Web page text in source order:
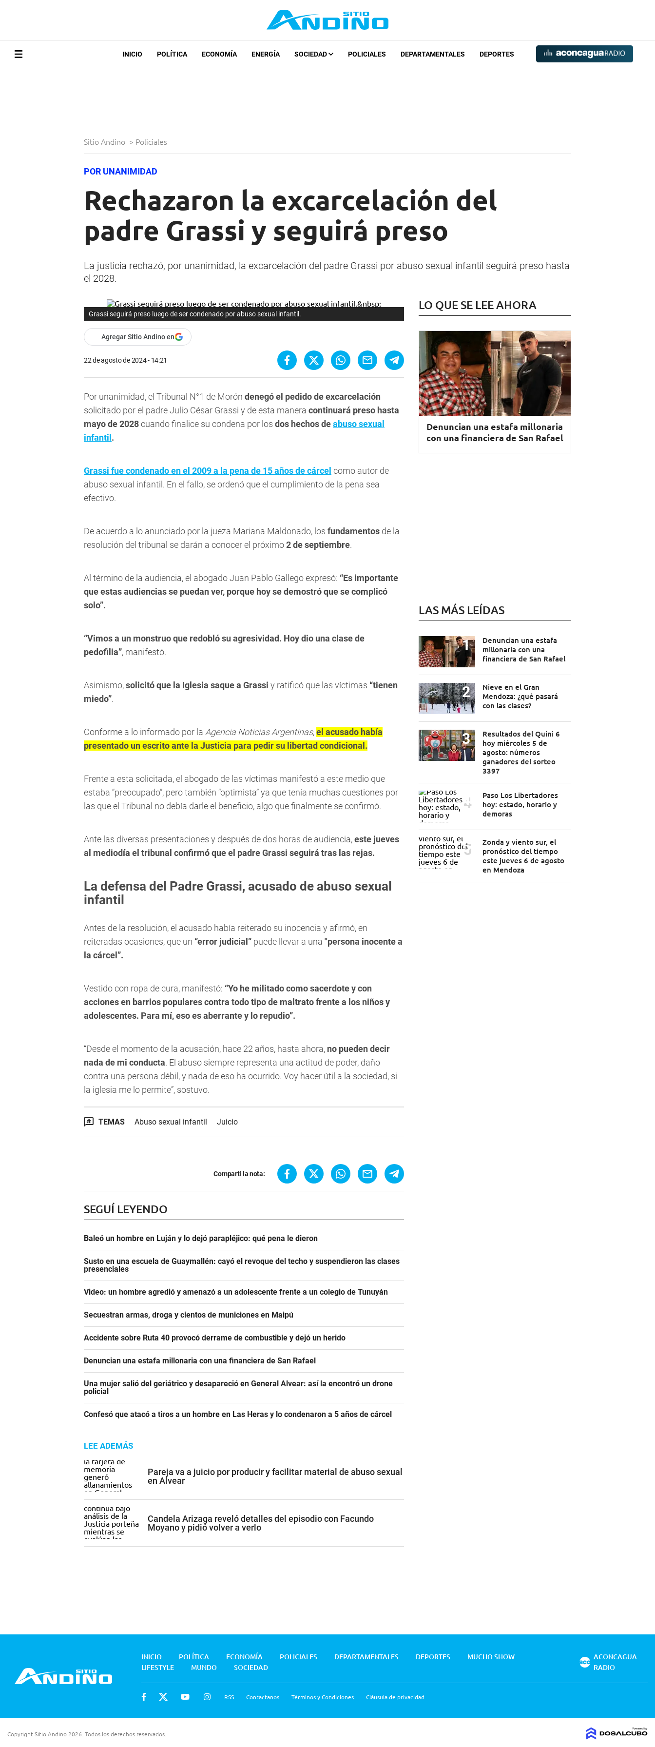
INICIO POLÍTICA ECONOMÍA ENERGÍA SOCIEDAD POLICIALES DEPARTAMENTALES DEPORTES
Sitio Andino > Policiales
POR UNANIMIDAD
Rechazaron la excarcelación del
padre Grassi y seguirá preso
La justicia rechazó, por unanimidad, la excarcelación del padre Grassi por abuso sexual infantil seguirá preso hasta
el 2028.
Grassi seguirá preso luego de ser condenado por abuso sexual infantil.
Agregar Sitio Andino en
22 de agosto de 2024 - 14:21
Por unanimidad, el Tribunal N°1 de Morón denegó el pedido de excarcelación
solicitado por el padre Julio César Grassi y de esta manera continuará preso hasta
mayo de 2028cuando finalice su condena por los dos hechos deabuso sexual
infantil .
Grassi fue condenado en el 2009 a la pena de 15 años de cárcel como autor de
abuso sexual infantil. En el fallo, se ordenó que el cumplimiento de la pena sea
efectivo.
De acuerdo a lo anunciado por la jueza Mariana Maldonado, los fundamentos de la
resolución del tribunal se darán a conocer el próximo2 de septiembre.
Al término de la audiencia, el abogado Juan Pablo Gallego expresó: “Es importante
que estas audiencias se puedan ver, porque hoy se demostró que se complicó
solo”.
“Vimos a un monstruo que redobló su agresividad. Hoy dio una clase de
pedofilia”, manifestó.
Asimismo,solicitó que la Iglesia saque a Grassi y ratificó que las víctimas “tienen
miedo”.
Conforme a lo informado por la Agencia Noticias Argentinas,el acusado había
presentado un escrito ante la Justicia para pedir su libertad condicional.
Frente a esta solicitada, el abogado de las víctimas manifestó a este medio que
estaba “preocupado”, pero también “optimista” ya que tenía muchas cuestiones por
las que el Tribunal no debía darle el beneficio, algo que finalmente se confirmó.
Ante las diversas presentaciones y después de dos horas de audiencia,este jueves
al mediodía el tribunal confirmó que el padre Grassi seguirá tras las rejas.
La defensa del Padre Grassi, acusado de abuso sexual
infantil
Antes de la resolución, el acusado había reiterado su inocencia y afirmó, en
reiteradas ocasiones, que un “error judicial” puede llevar a una "persona inocente a
la cárcel”.
Vestido con ropa de cura, manifestó: “Yo he militado como sacerdote y con
acciones en barrios populares contra todo tipo de maltrato frente a los niños y
adolescentes. Para mí, eso esaberrantey lo repudio”.
“Desde el momento de la acusación, hace 22 años, hasta ahora, no pueden decir
nada de mi conducta. El abuso siempre representa una actitud de poder, daño
contra una persona débil, y nada de eso ha ocurrido. Voy hacer útil a la sociedad, si
la iglesia me lo permite”, sostuvo.
TEMAS Abuso sexual infantil Juicio
Compartí la nota:
SEGUÍ LEYENDO
Baleó un hombre en Luján y lo dejó parapléjico: qué pena le dieron
Susto en una escuela de Guaymallén: cayó el revoque del techo y suspendieron las clases
presenciales
Video: un hombre agredió y amenazó a un adolescente frente a un colegio de Tunuyán
Secuestran armas, droga y cientos de municiones en Maipú
Accidente sobre Ruta 40 provocó derrame de combustible y dejó un herido
Denuncian una estafa millonaria con una financiera de San Rafael
Una mujer salió del geriátrico y desapareció en General Alvear: así la encontró un drone
policial
Confesó que atacó a tiros a un hombre en Las Heras y lo condenaron a 5 años de cárcel
LEE ADEMÁS
Pareja va a juicio por producir y facilitar material de abuso sexual
en Alvear
Candela Arizaga reveló detalles del episodio con Facundo
Moyano y pidió volver a verlo
LO QUE SE LEE AHORA
Denuncian una estafa millonaria
con una financiera de San Rafael
LAS MÁS LEÍDAS
Denuncian una estafa
millonaria con una
financiera de San Rafael
Nieve en el Gran
Mendoza: ¿qué pasará
con las clases?
Resultados del Quini 6
hoy miércoles 5 de
agosto: números
ganadores del sorteo
3397
Paso Los Libertadores
hoy: estado, horario y
demoras
Zonda y viento sur, el
pronóstico del tiempo
este jueves 6 de agosto
en Mendoza
INICIO POLÍTICA ECONOMÍA POLICIALES DEPARTAMENTALES DEPORTES
MUCHO SHOW
LIFESTYLE
MUNDO SOCIEDAD
RSS Contactanos Términos y Condiciones Cláusula de privacidad
ACONCAGUA
RADIO
Copyright Sitio Andino 2026. Todos los derechos reservados.